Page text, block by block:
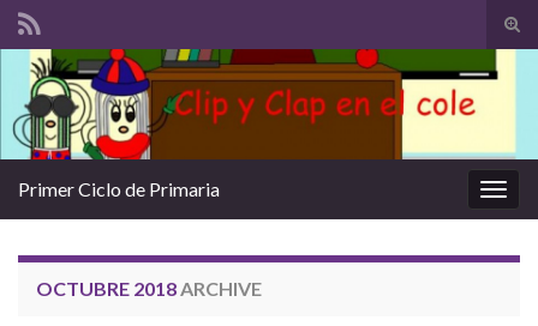
Search for:
Primer Ciclo de Primaria
OCTUBRE 2018ARCHIVE